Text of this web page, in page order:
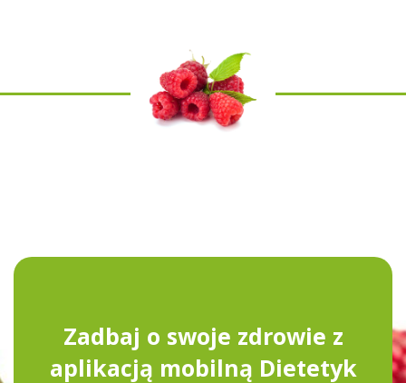
Zadbaj o swoje zdrowie z
aplikacją mobilną Dietetyk